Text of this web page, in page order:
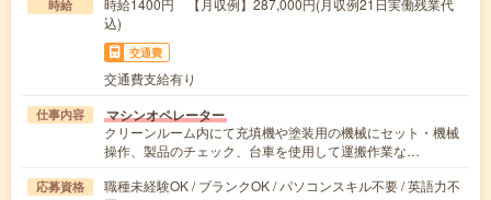
時給
込)
交通費
交通費支給有り
仕事内容 マシンオペレーター
クリーンルーム内にて充填機や塗装用の機械にセット・機械
操作、製品のチェック、台車を使用して運搬作業な…
応募資格
職種未経験OK / ブランクOK / パソコンスキル不要 / 英語力不